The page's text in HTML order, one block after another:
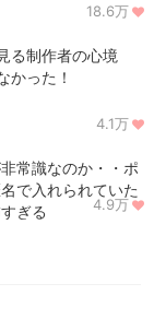
18.6万
る制作者の心境
かった！
4.1万
常識なのか・・ポ
で入れられていた
ぎる
4.9万